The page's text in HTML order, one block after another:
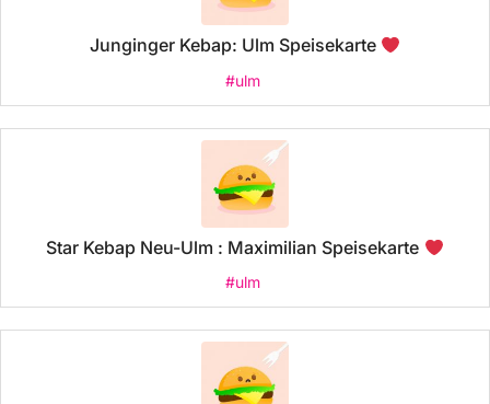
Junginger Kebap: Ulm Speisekarte
#ulm
Star Kebap Neu-Ulm : Maximilian Speisekarte
#ulm